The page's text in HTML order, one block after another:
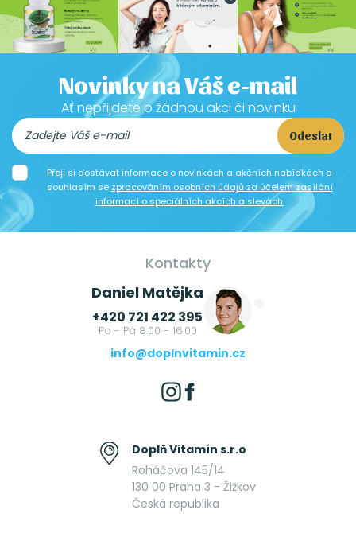
Novinky na Váš e-mail
Ať nepřijdete o žádnou akci či novinku
Odeslat
Přeji si dostávat informace o novinkách a akčních nabídkách a
souhlasím se zpracováním osobních údajů za účelem zasílání
informací o speciálních akcích a slevách.
Kontakty
Daniel Matějka
+420 721 422 395
Po - Pá 8:00 - 16:00
info@doplnvitamin.cz
Doplň Vitamín s.r.o
Roháčova 145/14
130 00 Praha 3 - Žižkov
Česká republika